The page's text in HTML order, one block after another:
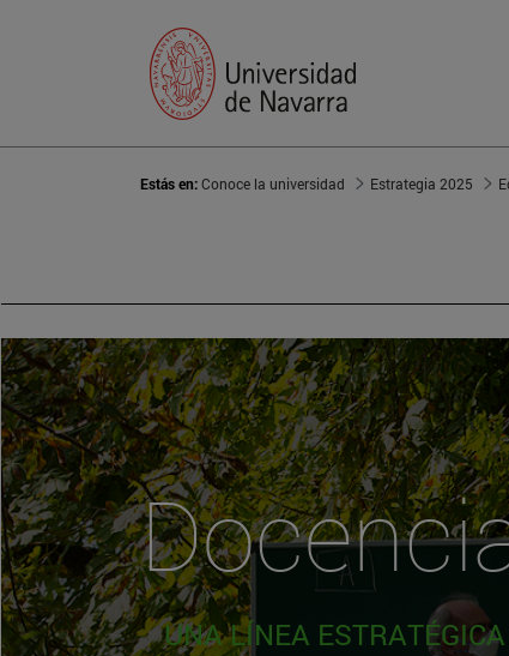
Estás en:Conoce la universidad Estrategia 2025
UNA LÍNEA